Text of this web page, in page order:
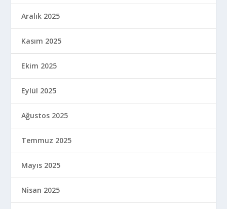
Aralık 2025
Kasım 2025
Ekim 2025
Eylül 2025
Ağustos 2025
Temmuz 2025
Mayıs 2025
Nisan 2025